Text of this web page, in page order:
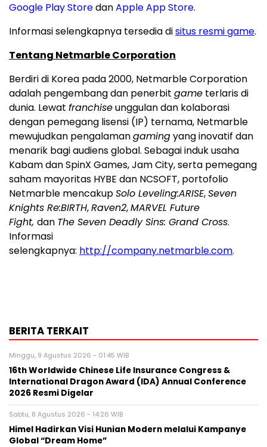
Google Play StoredanApple App Store.
Informasi selengkapnya tersedia disitus resmi game.
Tentang Netmarble Corporation
Berdiri di Korea pada 2000, Netmarble Corporation
adalah pengembang dan penerbit game terlaris di
dunia. Lewat franchiseunggulan dan kolaborasi
dengan pemegang lisensi (IP) ternama, Netmarble
mewujudkan pengalamangamingyang inovatif dan
menarik bagi audiens global. Sebagai induk usaha
Kabam dan SpinX Games, Jam City, serta pemegang
saham mayoritas HYBE dan NCSOFT, portofolio
Netmarble mencakupSolo Leveling:ARISE,Seven
Knights Re:BIRTH,Raven2,MARVEL Future
Fight, dan The Seven Deadly Sins: Grand Cross.
Informasi
selengkapnya: http://company.netmarble.com.
BERITA TERKAIT
Minggu, 9 Agustus 2026 - 01:45 WIB
16th Worldwide Chinese Life Insurance Congress &
International Dragon Award (IDA) Annual Conference
2026 Resmi Digelar
Sabtu, 8 Agustus 2026 - 14:26 WIB
Himel Hadirkan Visi Hunian Modern melalui Kampanye
Global “Dream Home”